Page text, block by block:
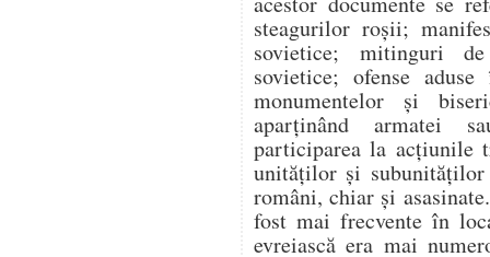
steagurilor roșii;
sovietice; mitinguri
sovietice; ofense
monumentelor și
aparținând armatei
participarea la acțiunile
unităților și
români, chiar și
fost mai frecvente în
evreiască era mai